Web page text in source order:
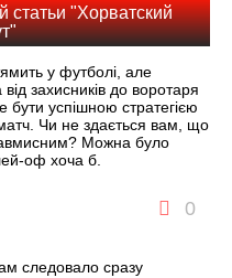
статьи "Хорватский
у футболі, але
захисників до воротаря
бути успішною стратегією
Чи не здається вам, що
Можна було
оф хоча б.
0
следовало сразу